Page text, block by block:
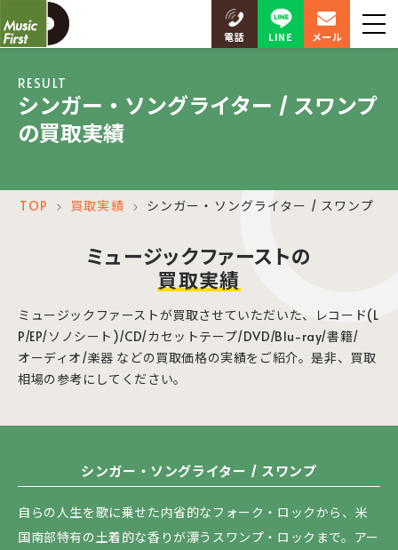
電話 LINE メール
RESULT
シンガー・ソングライター / スワンプ
の買取実績
TOP ＞ 買取実績 ＞ シンガー・ソングライター / スワンプ
ミュージックファーストの
買取実績
ミュージックファーストが買取させていただいた、レコード(L
P/EP/ソノシート)/CD/カセットテープ/DVD/Blu-ray/書籍/
オーディオ/楽器 などの買取価格の実績をご紹介。是非、買取
相場の参考にしてください。
シンガー・ソングライター / スワンプ
自らの人生を歌に乗せた内省的なフォーク・ロックから、米
国南部特有の土着的な香りが漂うスワンプ・ロックまで。アー